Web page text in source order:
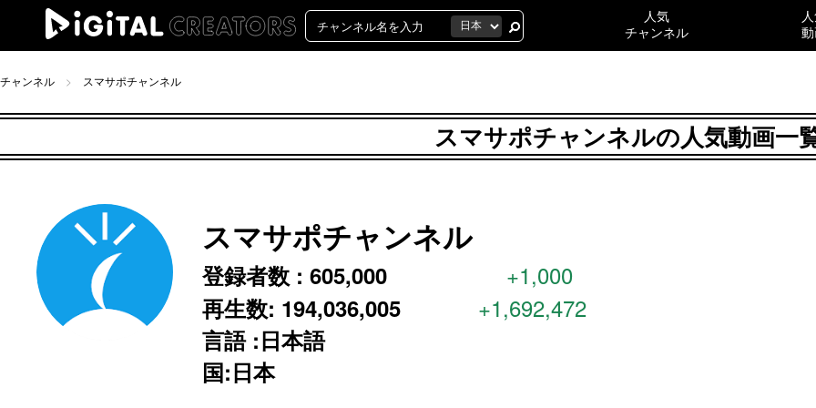
人気
チャンネル
チャンネル スマサポチャンネル
スマサポチャンネルの人気動画一
スマサポチャンネル
登録者数 : 605,000 +1,000
再生数: 194,036,005 +1,692,472
言語 :日本語
国:日本